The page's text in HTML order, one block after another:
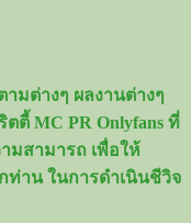
ามต่างๆ ผลงานต่างๆ
ตี้ MC PR Onlyfans ที่
มสามารถ เพื่อให้
ท่าน ในการดำเนินชีวิจ